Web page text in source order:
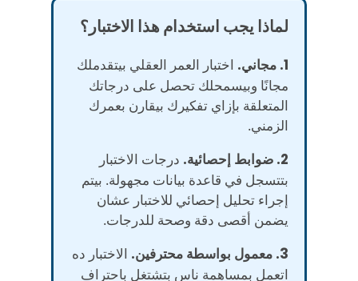
لماذا يجب استخدام هذا الاختبار؟
1. مجاني.
اختبار العمر العقلي بيتقدملك
مجانًا وبيسمحلك تحصل على درجاتك
المتعلقة بإزاي تفكيرك بيقارن بعمرك
الزمني.
2. ضوابط إحصائية.
درجات الاختبار
بتتسجل في قاعدة بيانات مجهولة. بيتم
إجراء تحليل إحصائي للاختبار عشان
يضمن أقصى دقة وصحة للدرجات.
3. معمول بواسطة محترفين.
الاختبار ده
اتعمل بمساهمة ناس بتشتغل باحتراف